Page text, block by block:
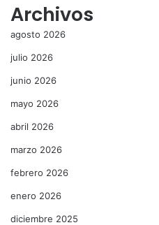
Archivos
agosto 2026
julio 2026
junio 2026
mayo 2026
abril 2026
marzo 2026
febrero 2026
enero 2026
diciembre 2025